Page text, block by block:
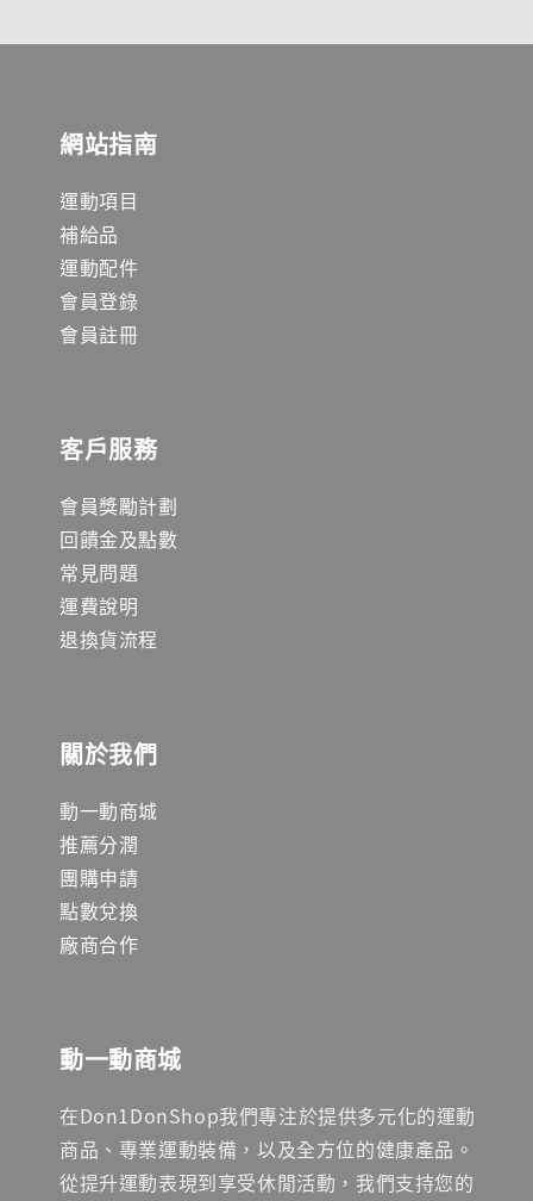
網站指南
運動項目
補給品
運動配件
會員登錄
會員註冊
客戶服務
會員獎勵計劃
回饋金及點數
常見問題
運費說明
退換貨流程
關於我們
動一動商城
推薦分潤
團購申請
點數兌換
廠商合作
動一動商城
在Don1DonShop我們專注於提供多元化的運動
商品、專業運動裝備，以及全方位的健康產品。
從提升運動表現到享受休閒活動，我們支持您的